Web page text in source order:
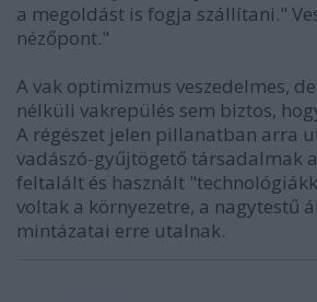
a megoldást is fogja szállítani."
nézőpont."
A vak optimizmus veszedelmes,
nélküli vakrepülés sem biztos,
A régészet jelen pillanatban arra
vadászó-gyűjtögető társadalmak
feltalált és használt
voltak a környezetre, a nagytestű
mintázatai erre utalnak.